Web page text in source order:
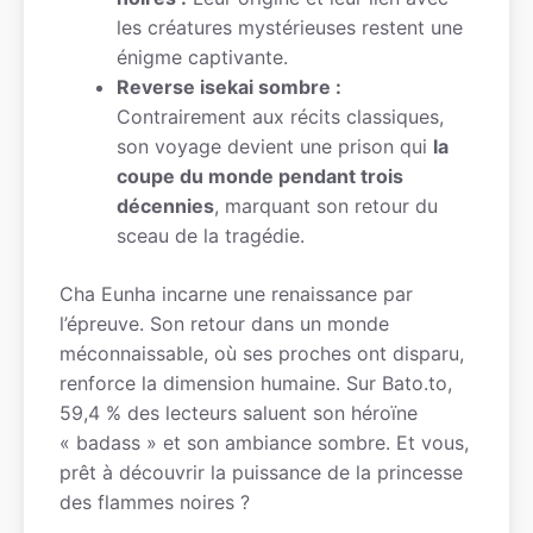
les créatures mystérieuses restent une
énigme captivante.
Reverse isekai sombre :
Contrairement aux récits classiques,
son voyage devient une prison qui la
coupe du monde pendant trois
décennies, marquant son retour du
sceau de la tragédie.
Cha Eunha incarne une renaissance par
l’épreuve. Son retour dans un monde
méconnaissable, où ses proches ont disparu,
renforce la dimension humaine. Sur Bato.to,
59,4 % des lecteurs saluent son héroïne
« badass » et son ambiance sombre. Et vous,
prêt à découvrir la puissance de la princesse
des flammes noires ?